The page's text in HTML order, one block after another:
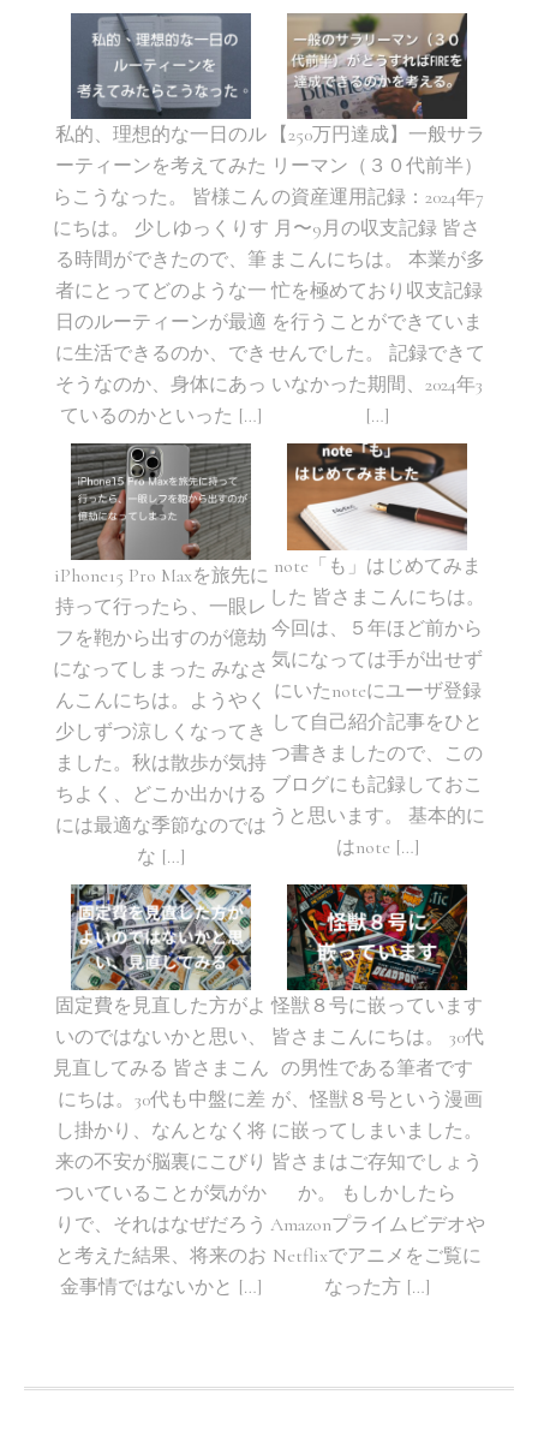
私的、理想的な一日のル
ーティーンを考えてみた
らこうなった。 皆様こん
にちは。 少しゆっくりす
る時間ができたので、筆
者にとってどのような一
日のルーティーンが最適
に生活できるのか、でき
そうなのか、身体にあっ
ているのかといった […]
【250万円達成】一般サラ
リーマン（３０代前半）
の資産運用記録：2024年7
月〜9月の収支記録 皆さ
まこんにちは。 本業が多
忙を極めており収支記録
を行うことができていま
せんでした。 記録できて
いなかった期間、2024年3
[…]
iPhone15 Pro Maxを旅先に
持って行ったら、一眼レ
フを鞄から出すのが億劫
になってしまった みなさ
んこんにちは。ようやく
少しずつ涼しくなってき
ました。秋は散歩が気持
ちよく、どこか出かける
には最適な季節なのでは
な […]
note「も」はじめてみま
した 皆さまこんにちは。
今回は、５年ほど前から
気になっては手が出せず
にいたnoteにユーザ登録
して自己紹介記事をひと
つ書きましたので、この
ブログにも記録しておこ
うと思います。 基本的に
はnote […]
固定費を見直した方がよ
いのではないかと思い、
見直してみる 皆さまこん
にちは。30代も中盤に差
し掛かり、なんとなく将
来の不安が脳裏にこびり
ついていることが気がか
りで、それはなぜだろう
と考えた結果、将来のお
金事情ではないかと […]
怪獣８号に嵌っています
皆さまこんにちは。 30代
の男性である筆者です
が、怪獣８号という漫画
に嵌ってしまいました。
皆さまはご存知でしょう
か。 もしかしたら
Amazonプライムビデオや
Netflixでアニメをご覧に
なった方 […]